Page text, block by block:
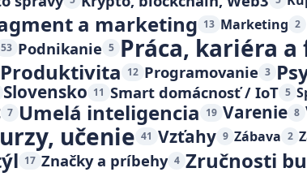
a marketing 13 Marketing 2
53 Podnikanie 5 Práca, kariéra
Produktivita 12 Programovanie 3
Slovensko 11 Smart domácnosť / IoT 5
7 Umelá inteligencia 19 Varenie 8
učenie 41 Vzťahy 9 Zábava 2
17 Značky a príbehy 4 Zručnosti